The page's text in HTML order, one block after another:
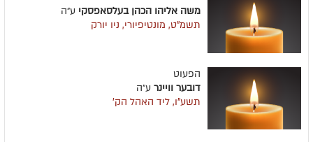
משה אליהו הכהן בעלסאפסקי ע״ה
תשמ"ט, מונטיפיורי, ניו יורק
הפעוט
דובער וויינר ע״ה
תשע"ו, ליד האהל הק'